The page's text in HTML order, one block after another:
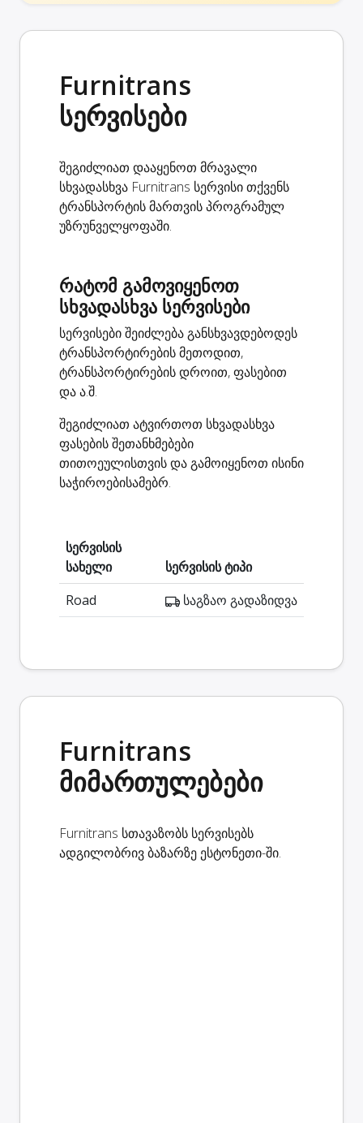
Furnitrans
სერვისები
შეგიძლიათ დააყენოთ მრავალი
სხვადასხვა Furnitrans სერვისი თქვენს
ტრანსპორტის მართვის პროგრამულ
უზრუნველყოფაში.
რატომ გამოვიყენოთ
სხვადასხვა სერვისები
სერვისები შეიძლება განსხვავდებოდეს
ტრანსპორტირების მეთოდით,
ტრანსპორტირების დროით, ფასებით
და ა.შ.
შეგიძლიათ ატვირთოთ სხვადასხვა
ფასების შეთანხმებები
თითოეულისთვის და გამოიყენოთ ისინი
საჭიროებისამებრ.
სერვისის
სახელი
სერვისის ტიპი
Road
საგზაო გადაზიდვა
Furnitrans
მიმართულებები
Furnitrans სთავაზობს სერვისებს
ადგილობრივ ბაზარზე ესტონეთი-ში.